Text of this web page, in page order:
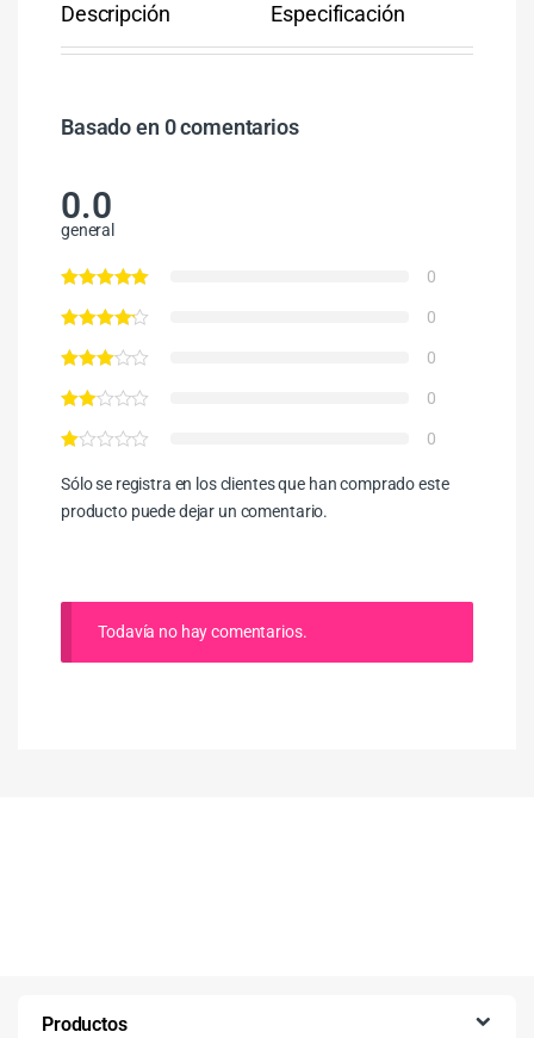
Descripción Especificación
Basado en 0 comentarios
0.0
general
0
0
0
0
0
Sólo se registra en los clientes que han comprado este
producto puede dejar un comentario.
Todavía no hay comentarios.
Productos